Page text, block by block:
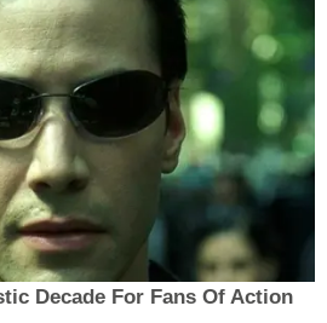
Decade For Fans Of Action